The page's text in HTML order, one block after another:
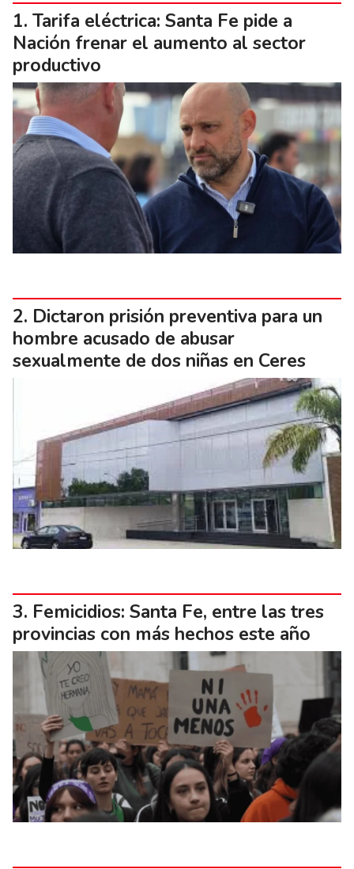
Tarifa eléctrica: Santa Fe pide a
Nación frenar el aumento al sector
productivo
Dictaron prisión preventiva para un
hombre acusado de abusar
sexualmente de dos niñas en Ceres
Femicidios: Santa Fe, entre las tres
provincias con más hechos este año